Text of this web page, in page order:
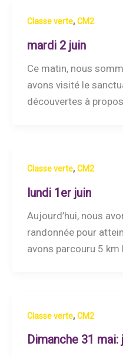
Classe verte,CM2
mardi 2 juin
Ce matin, nous
avons visité le
découvertes à
Classe verte,CM2
lundi 1er juin
Aujourd’hui, nous
randonnée pour
avons parcouru 5 km
Classe verte,CM2
Dimanche 31